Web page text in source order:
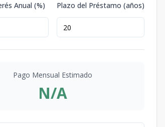
Anual (%) Plazo del Préstamo (años)
Pago Mensual Estimado
N/A